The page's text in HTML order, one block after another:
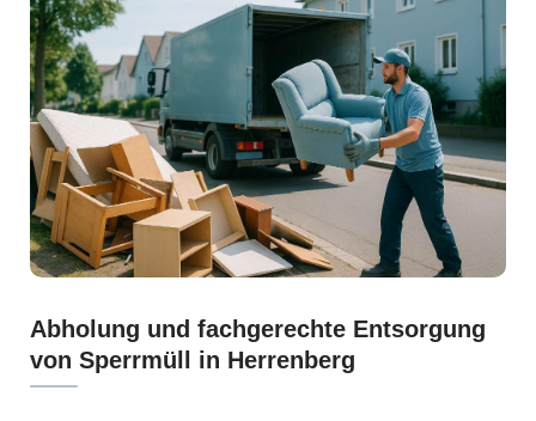
Abholung und fachgerechte Entsorgung
von Sperrmüll in Herrenberg